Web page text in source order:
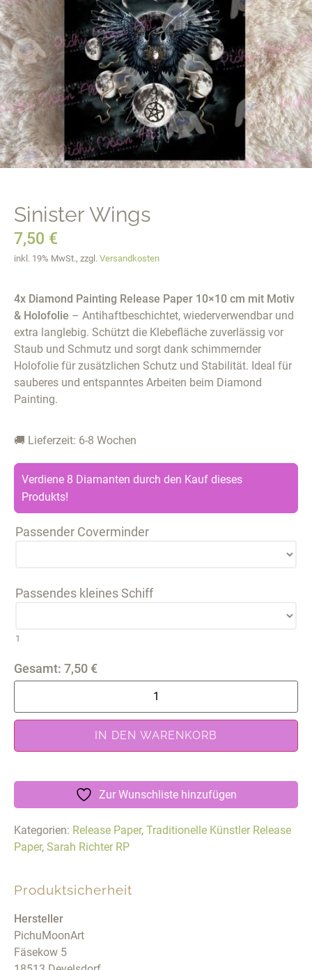
Sinister Wings
7,50 €
inkl. 19% MwSt., zzgl. Versandkosten
4x Diamond Painting Release Paper 10×10 cm mit Motiv
& Holofolie – Antihaftbeschichtet, wiederverwendbar und
extra langlebig. Schützt die Klebefläche zuverlässig vor
Staub und Schmutz und sorgt dank schimmernder
Holofolie für zusätzlichen Schutz und Stabilität. Ideal für
sauberes und entspanntes Arbeiten beim Diamond
Painting.
🚚 Lieferzeit: 6-8 Wochen
Verdiene 8 Diamanten durch den Kauf dieses
Produkts!
Passender Coverminder
Passendes kleines Schiff
1
Gesamt: 7,50 €
IN DEN WARENKORB
Zur Wunschliste hinzufügen
Kategorien: Release Paper, Traditionelle Künstler Release
Paper, Sarah Richter RP
Produktsicherheit
Hersteller
PichuMoonArt
Fäsekow 5